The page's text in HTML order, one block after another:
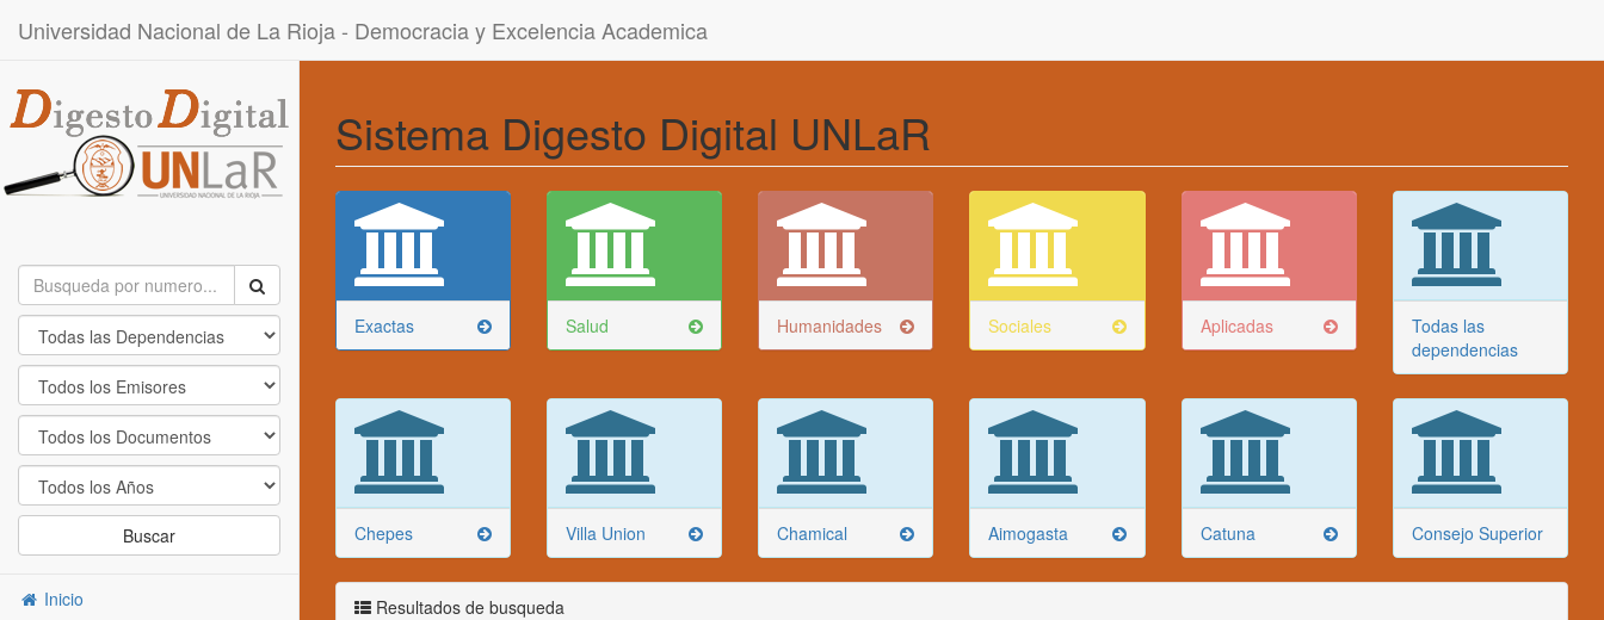
Universidad Nacional de La Rioja - Democracia y Excelencia Academica
Buscar
Inicio
Sistema Digesto Digital UNLaR
Exactas Salud Humanidades Sociales Aplicadas
Todas las
dependencias
Chepes Villa Union Chamical Aimogasta Catuna Consejo Superior
Resultados de busqueda